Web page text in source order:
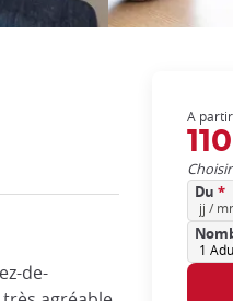
de-
A
Du *
1